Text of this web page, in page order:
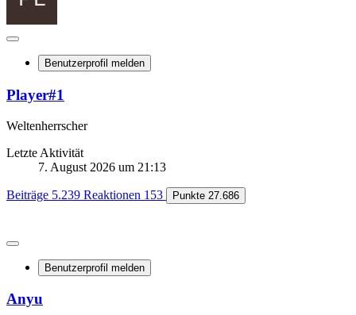
Benutzerprofil melden
Player#1
Weltenherrscher
Letzte Aktivität
7. August 2026 um 21:13
Beiträge 5.239 Reaktionen 153 Punkte 27.686
Benutzerprofil melden
Anyu